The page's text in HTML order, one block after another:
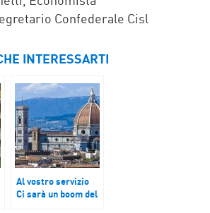
Confederale Cisl
INTERESSARTI
Al vostro servizio
Ci sarà un boom del